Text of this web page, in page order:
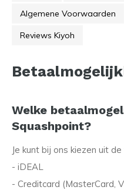
Algemene Voorwaarden
Reviews Kiyoh
Welke
Squashpoint?
Je kunt bij ons kiezen uit
- iDEAL
- Creditcard (MasterCard,